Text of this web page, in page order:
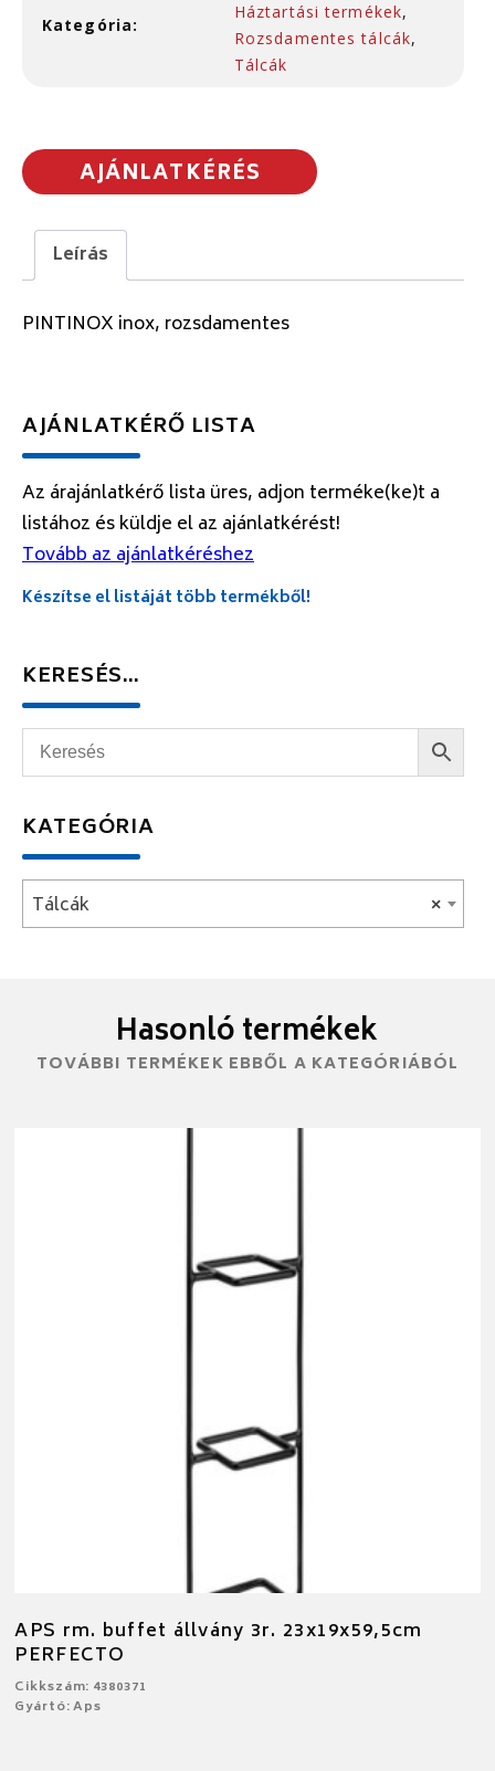
Kategória:
Háztartási termékek,
Rozsdamentes tálcák,
Tálcák
AJÁNLATKÉRÉS
Leírás
PINTINOX inox, rozsdamentes
AJÁNLATKÉRŐ LISTA
Az árajánlatkérő lista üres, adjon terméke(ke)t a
listához és küldje el az ajánlatkérést!
Tovább az ajánlatkéréshez
Készítse el listáját több termékből!
KERESÉS…
KATEGÓRIA
×
Tálcák
Hasonló termékek
TOVÁBBI TERMÉKEK EBBŐL A KATEGÓRIÁBÓL
APS rm. buffet állvány 3r. 23x19x59,5cm
PERFECTO
Cikkszám: 4380371
Gyártó: Aps